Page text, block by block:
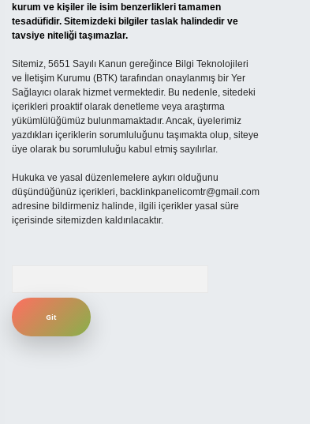
kurum ve kişiler ile isim benzerlikleri tamamen
tesadüfidir. Sitemizdeki bilgiler taslak halindedir ve
tavsiye niteliği taşımazlar.
Sitemiz, 5651 Sayılı Kanun gereğince Bilgi Teknolojileri
ve İletişim Kurumu (BTK) tarafından onaylanmış bir Yer
Sağlayıcı olarak hizmet vermektedir. Bu nedenle, sitedeki
içerikleri proaktif olarak denetleme veya araştırma
yükümlülüğümüz bulunmamaktadır. Ancak, üyelerimiz
yazdıkları içeriklerin sorumluluğunu taşımakta olup, siteye
üye olarak bu sorumluluğu kabul etmiş sayılırlar.
Hukuka ve yasal düzenlemelere aykırı olduğunu
düşündüğünüz içerikleri, backlinkpanelicomtr@gmail.com
adresine bildirmeniz halinde, ilgili içerikler yasal süre
içerisinde sitemizden kaldırılacaktır.